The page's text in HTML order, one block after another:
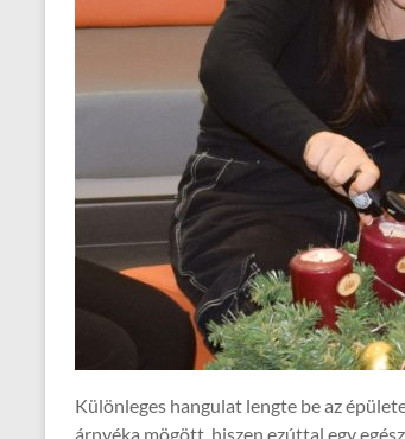
Különleges hangulat lengte be az
árnyéka mögött, hiszen ezúttal egy